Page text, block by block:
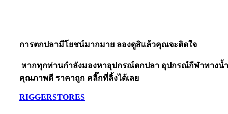
การตกปลามีโยชน์มากมาย ลองดูสิแล้วคุณจะติดใจ
หากทุกท่านกำลังมองหาอุปกรณ์ตกปลา อุปกรณ์กีฬาทางน้ำ
คุณภาพดี ราคาถูก คลิ๊กที่ลิ้งได้เลย
RIGGERSTORES